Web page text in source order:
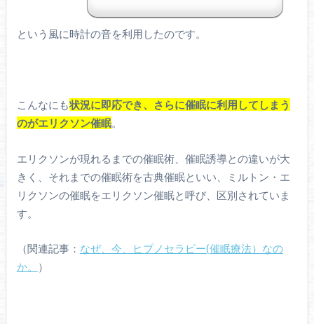
という風に時計の音を利用したのです。
こんなにも状況に即応でき、さらに催眠に利用してしまう
のがエリクソン催眠。
エリクソンが現れるまでの催眠術、催眠誘導との違いが大
きく、それまでの催眠術を古典催眠といい、ミルトン・エ
リクソンの催眠をエリクソン催眠と呼び、区別されていま
す。
（関連記事： なぜ、今、ヒプノセラピー(催眠療法）なの
か。
）